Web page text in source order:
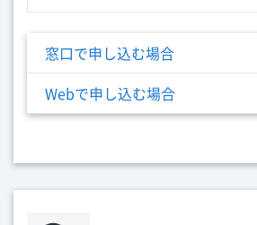
窓口で申し込む場合
Webで申し込む場合